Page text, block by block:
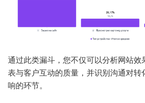
通过此类漏斗，您不仅可以分析网站效
表与客户互动的质量，并识别沟通对转
响的环节。